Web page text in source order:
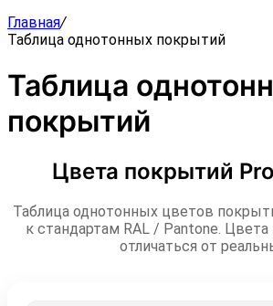
Главная/
Таблица однотонных покрытий
Таблица
покрытий
Цвета покрытий
Таблица однотонных цветов
к стандартам RAL / Pantone. Цвета
отличаться от